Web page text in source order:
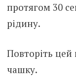
протягом 30
рідину.
Повторіть
чашку.